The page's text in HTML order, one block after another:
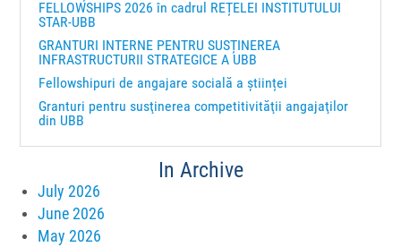
FELLOWSHIPS 2026 în cadrul REȚELEI INSTITUTULUI
STAR-UBB
GRANTURI INTERNE PENTRU SUSȚINEREA
INFRASTRUCTURII STRATEGICE A UBB
Fellowshipuri de angajare socială a științei
Granturi pentru susţinerea competitivităţii angajaţilor
din UBB
In Archive
July 2026
June 2026
May 2026